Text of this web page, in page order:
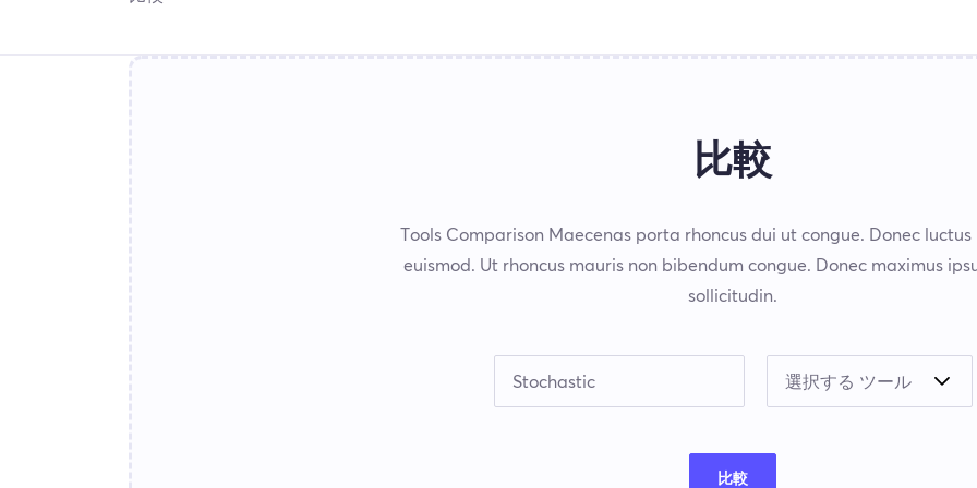
比較
Tools Comparison Maecenas porta rhoncus dui ut congue. Donec luctus
euismod. Ut rhoncus mauris non bibendum congue. Donec maximus
sollicitudin.
比較